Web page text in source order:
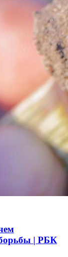
борьбы | РБК